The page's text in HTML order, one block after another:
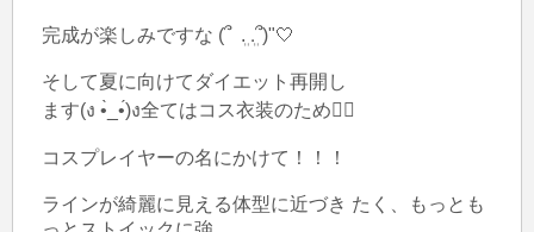
完成が楽しみですな (՞  ܸ. .ܸ՞)"🤍
そして夏に向けてダイエット再開し
ます(ง •̀_•́)ง全てはコス衣装のため🧜‍♀️
コスプレイヤーの名にかけて！！！
ラインが綺麗に見える体型に近づき たく、もっとも